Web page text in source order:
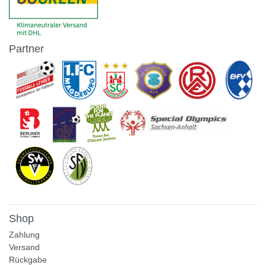
Partner
Shop
Zahlung
Versand
Rückgabe